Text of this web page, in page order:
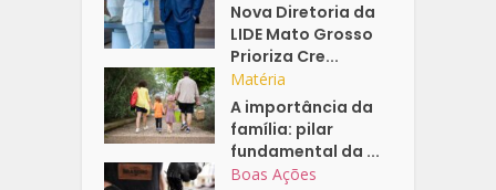
Nova Diretoria da
LIDE Mato Grosso
Prioriza Cre...
Matéria
A importância da
família: pilar
fundamental da ...
Boas Ações